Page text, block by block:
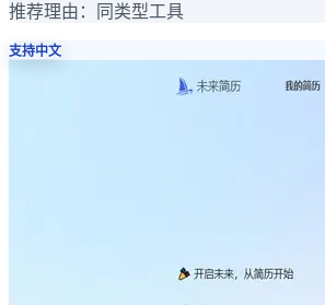
推荐理由： 同类型工具
支持中文